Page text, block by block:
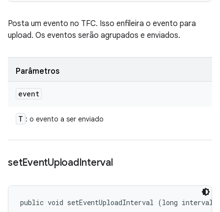
Posta um evento no TFC. Isso enfileira o evento para
upload. Os eventos serão agrupados e enviados.
Parâmetros
event
T : o evento a ser enviado
setEventUploadInterval
public void setEventUploadInterval (long interval)